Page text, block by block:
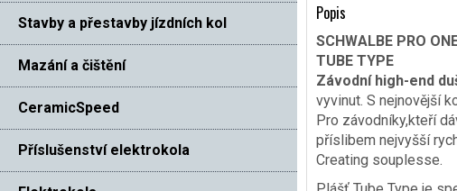
Stavby a přestavby jízdních kol
Mazání a čištění
CeramicSpeed
Příslušenství elektrokola
Popis
SCHWALBE PRO
TUBE TYPE
Závodní high-end
vyvinut. S nejnovější
Pro závodníky,kteří
příslibem nejvyšší
Creating souplesse.